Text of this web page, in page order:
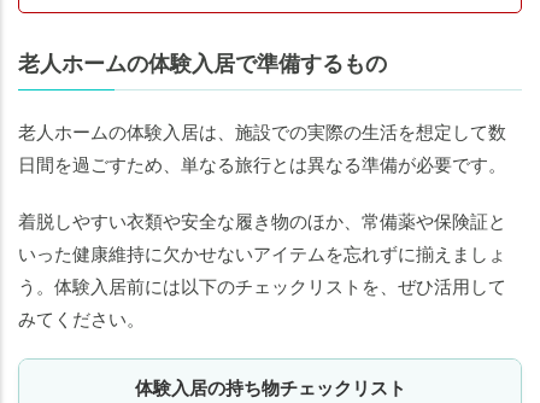
老人ホームの体験入居で準備するもの
老人ホームの体験入居は、施設での実際の生活を想定して数
日間を過ごすため、単なる旅行とは異なる準備が必要です。
着脱しやすい衣類や安全な履き物のほか、常備薬や保険証と
いった健康維持に欠かせないアイテムを忘れずに揃えましょ
う。体験入居前には以下のチェックリストを、ぜひ活用して
みてください。
体験入居の持ち物チェックリスト